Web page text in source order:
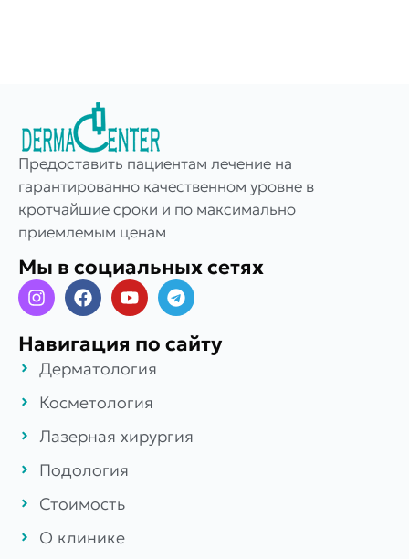
Предоставить пациентам лечение на
гарантированно качественном уровне в
кротчайшие сроки и по максимально
приемлемым ценам
Мы в социальных сетях
Навигация по сайту
Дерматология
Косметология
Лазерная хирургия
Подология
Стоимость
О клинике